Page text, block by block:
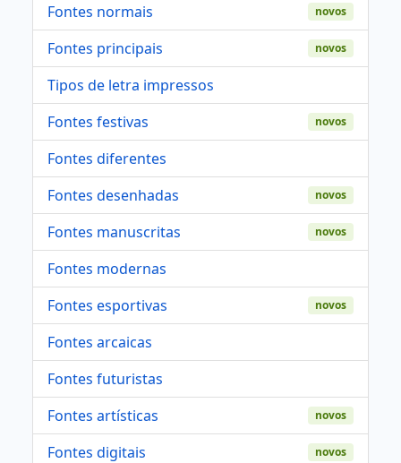
Fontes normais
novos
Fontes principais novos
Tipos de letra impressos
Fontes festivas
novos
Fontes diferentes
Fontes desenhadas
novos
Fontes manuscritas novos
Fontes modernas
Fontes esportivas
novos
Fontes arcaicas
Fontes futuristas
Fontes artísticas
novos
Fontes digitais novos